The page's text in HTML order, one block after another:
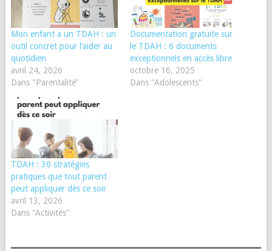
Mon enfant a un TDAH : un
outil concret pour l’aider au
quotidien
avril 24, 2026
Dans "Parentalité"
Documentation gratuite sur
le TDAH : 6 documents
exceptionnels en accès libre
octobre 16, 2025
Dans "Adolescents"
TDAH : 30 stratégies
pratiques que tout parent
peut appliquer dès ce soir
avril 13, 2026
Dans "Activités"